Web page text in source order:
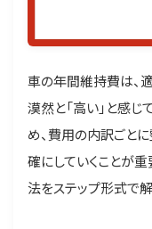
車の年間維持費は、
漠然と「高い」と感
め、費用の内訳ごと
確にしていくことが
法をステップ形式で解